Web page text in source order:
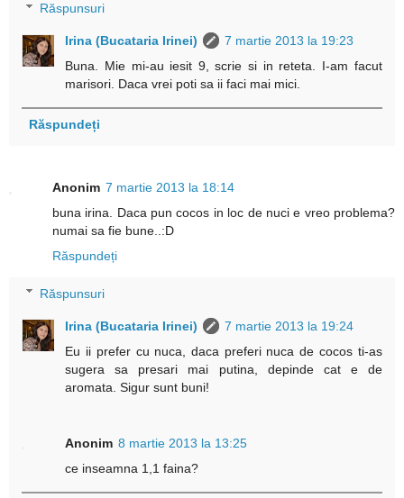
Răspunsuri
Irina (Bucataria Irinei)
7 martie 2013 la 19:23
Buna. Mie mi-au iesit 9, scrie si in reteta. I-am facut
marisori. Daca vrei poti sa ii faci mai mici.
Răspundeți
Anonim 7 martie 2013 la 18:14
buna irina. Daca pun cocos in loc de nuci e vreo problema?
numai sa fie bune..:D
Răspundeți
Răspunsuri
Irina (Bucataria Irinei)
7 martie 2013 la 19:24
Eu ii prefer cu nuca, daca preferi nuca de cocos ti-as
sugera sa presari mai putina, depinde cat e de
aromata. Sigur sunt buni!
Anonim 8 martie 2013 la 13:25
ce inseamna 1,1 faina?